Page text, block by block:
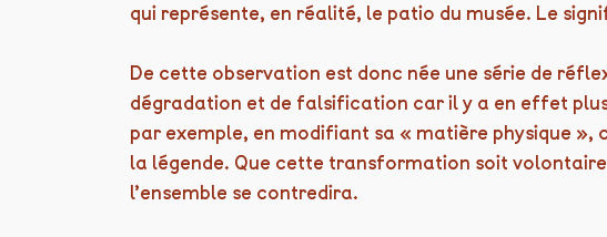
qui représente, en réalité, le patio du musée. Le
De cette observation est donc née une série de
dégradation et de falsification car il y a en effet
par exemple, en modifiant sa « matière physique »,
la légende. Que cette transformation soit volontaire
l’ensemble se contredira.